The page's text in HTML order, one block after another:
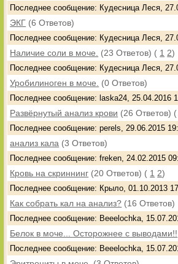
Последнее сообщение: Кудесница Леся,
ЭКГ (6 Ответов)
Последнее сообщение: Кудесница Леся,
Наличие соли в моче. (23 Ответов) ( 1 2)
Последнее сообщение: Кудесница Леся,
Уробилиноген в моче. (0 Ответов)
Последнее сообщение: laska24, 25.04.2016
Развёрнутый анализ крови (26 Ответов) (
Последнее сообщение: perels, 29.06.2015
анализ кала (3 Ответов)
Последнее сообщение: freken, 24.02.2015
Кровь на скриннинг (20 Ответов) ( 1 2)
Последнее сообщение: Крыло, 01.10.2013
Как собрать кал на анализ? (16 Ответов)
Последнее сообщение: Beeelochka,
Белок в моче... Осторожнее с выводами!!
Последнее сообщение: Beeelochka,